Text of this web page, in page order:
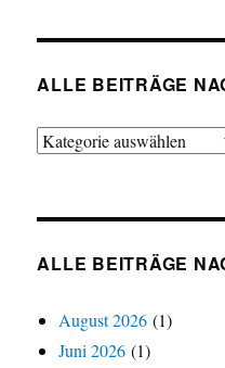
ALLE BEITRÄGE
Alle
ALLE BEITRÄGE
August 2026 (1)
Juni 2026 (1)